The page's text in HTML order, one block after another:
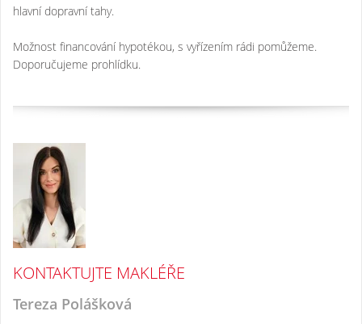
hlavní dopravní tahy.
Možnost financování hypotékou, s vyřízením rádi pomůžeme.
Doporučujeme prohlídku.
KONTAKTUJTE MAKLÉŘE
Tereza Polášková